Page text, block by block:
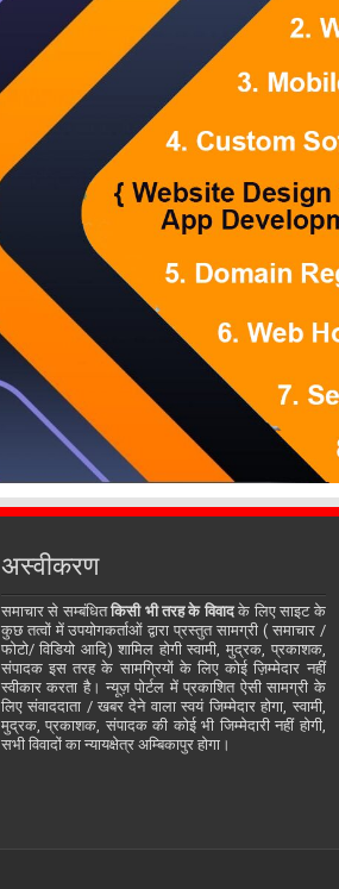
अस्वीकरण
समाचार से सम्बंधितकिसी भी तरह के विवादके लिए साइट के
कुछ तत्वों में उपयोगकर्ताओं द्वारा प्रस्तुत सामग्री ( समाचार /
फोटो/ विडियो आदि) शामिल होगी स्वामी, मुद्रक, प्रकाशक,
संपादक इस तरह के सामग्रियों के लिए कोई ज़िम्मेदार नहीं
स्वीकार करता है। न्यूज़ पोर्टल में प्रकाशित ऐसी सामग्री के
लिए संवाददाता / खबर देने वाला स्वयं जिम्मेदार होगा, स्वामी,
मुद्रक, प्रकाशक, संपादक की कोई भी जिम्मेदारी नहीं होगी,
सभी विवादों का न्यायक्षेत्र अम्बिकापुर होगा।